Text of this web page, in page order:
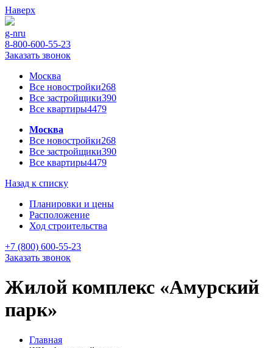
Наверх
g-nru
8-800-600-55-23
Заказать звонок
Москва
Все новостройки268
Все застройщики390
Все квартиры4479
Москва
Все новостройки268
Все застройщики390
Все квартиры4479
Назад к списку
Планировки и цены
Расположение
Ход строительства
+7 (800) 600-55-23
Заказать звонок
Жилой комплекс «Амурский
парк»
Главная